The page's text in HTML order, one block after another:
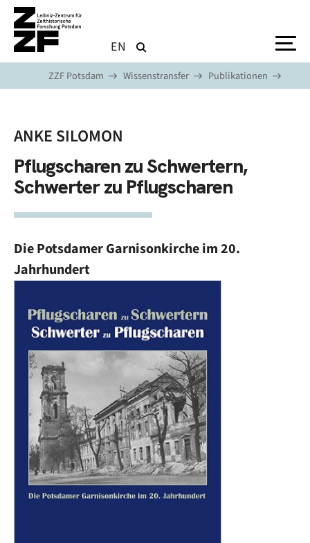
Direkt zum Inhalt
EN
ZZF Potsdam Wissenstransfer Publikationen
ANKE SILOMON
Pflugscharen zu Schwertern,
Schwerter zu Pflugscharen
Die Potsdamer Garnisonkirche im 20.
Jahrhundert